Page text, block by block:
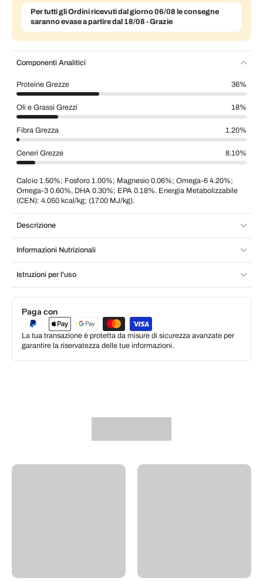
Per tutti gli Ordini ricevuti dal giorno 06/08 le consegne
saranno evase a partire dal 18/08 - Grazie
Componenti Analitici
Proteine Grezze 36%
Oli e Grassi Grezzi 18%
Fibra Grezza 1.20%
Ceneri Grezze 8.10%
Calcio 1.50%; Fosforo 1.00%; Magnesio 0.06%; Omega-6 4.20%;
Omega-3 0.60%, DHA 0.30%; EPA 0.18%. Energia Metabolizzabile
(CEN): 4.050 kcal/kg; (17.00 MJ/kg).
Descrizione
Informazioni Nutrizionali
Istruzioni per l'uso
Paga con
La tua transazione è protetta da misure di sicurezza avanzate per
garantire la riservatezza delle tue informazioni.